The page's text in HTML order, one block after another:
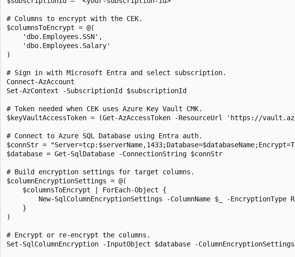
# Columns to encrypt with the CEK.
$columnsToEncrypt = @(
    'dbo.Employees.SSN',
    'dbo.Employees.Salary'
)
# Sign in with Microsoft Entra and select subscription.
Connect-AzAccount
Set-AzContext -SubscriptionId $subscriptionId
# Token needed when CEK uses Azure Key Vault CMK.
$keyVaultAccessToken = (Get-AzAccessToken -ResourceUrl 'https://
# Connect to Azure SQL Database using Entra auth.
$connStr =
$database = Get-SqlDatabase -ConnectionString $connStr
# Build encryption settings for target columns.
$columnEncryptionSettings = @(
    $columnsToEncrypt | ForEach-Object {
New-SqlColumnEncryptionSettings -ColumnName $_ -EncryptionType
    }
)
# Encrypt or re-encrypt the columns.
Set-SqlColumnEncryption -InputObject $database -